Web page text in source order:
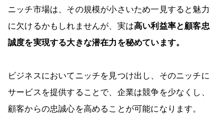
ニッチ市場は、その規模が小さいため一見すると魅力
に欠けるかもしれませんが、実は高い利益率と顧客忠
誠度を実現する大きな潜在力を秘めています。
ビジネスにおいてニッチを見つけ出し、そのニッチに
サービスを提供することで、企業は競争を少なくし、
顧客からの忠誠心を高めることが可能になります。